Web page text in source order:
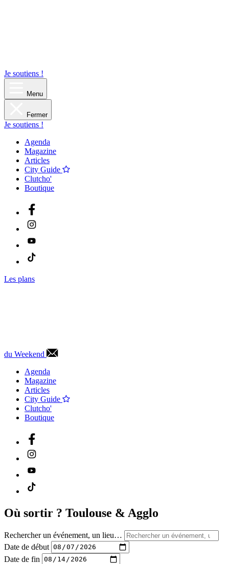
Je soutiens !
Menu
Fermer
Je soutiens !
Agenda
Magazine
Articles
City Guide
Clutcho'
Boutique
Les plans
du Weekend
Agenda
Magazine
Articles
City Guide
Clutcho'
Boutique
Où sortir ? Toulouse & Agglo
Rechercher un événement, un lieu…
Date de début
Date de fin